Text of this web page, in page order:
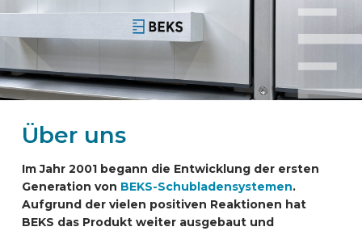
Jump
the
navigation
ÜBER UNS
ANPASSUNG
SEKTOREN
Über uns
Im Jahr 2001 begann die Entwicklung der ersten
Generation von BEKS-Schubladensystemen.
Aufgrund der vielen positiven Reaktionen hat
BEKS das Produkt weiter ausgebaut und